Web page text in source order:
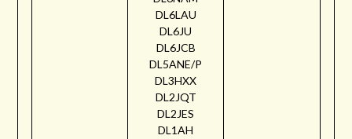
DL6LAU
DL6JU
DL6JCB
DL5ANE/P
DL3HXX
DL2JQT
DL2JES
DL1AH